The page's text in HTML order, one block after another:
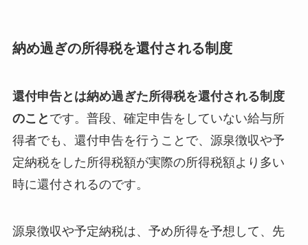
納め過ぎの所得税を還付される制度
還付申告とは納め過ぎた所得税を還付される制度
のこと です。普段、確定申告をしていない給与所
得者でも、還付申告を行うことで、源泉徴収や予
定納税をした所得税額が実際の所得税額より多い
時に還付されるのです。
源泉徴収や予定納税は、予め所得を予想して、先